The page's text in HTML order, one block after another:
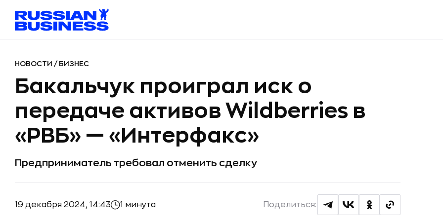
НОВОСТИ / БИЗНЕС
Бакальчук проиграл иск о
передаче активов Wildberries в
«РВБ» — «Интерфакс»
Предприниматель требовал отменить сделку
19 декабря 2024, 14:43 1 минута Поделиться: